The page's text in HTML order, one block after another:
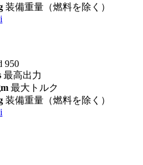
装備重量（燃料を除く）
i
950
最高出力
最大トルク
装備重量（燃料を除く）
i